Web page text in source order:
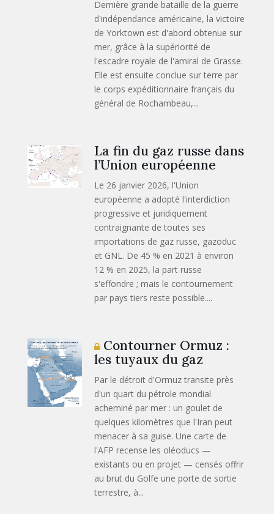
Dernière grande bataille de la guerre
d'indépendance américaine, la victoire
de Yorktown est d'abord obtenue sur
mer, grâce à la supériorité de
l'escadre royale de l'amiral de Grasse.
Elle est ensuite conclue sur terre par
le corps expéditionnaire français du
général de Rochambeau,...
La fin du gaz russe dans
l’Union européenne
Le 26 janvier 2026, l'Union
européenne a adopté l'interdiction
progressive et juridiquement
contraignante de toutes ses
importations de gaz russe, gazoduc
et GNL. De 45 % en 2021 à environ
12 % en 2025, la part russe
s'effondre ; mais le contournement
par pays tiers reste possible....
Contourner Ormuz :
les tuyaux du gaz
Par le détroit d'Ormuz transite près
d'un quart du pétrole mondial
acheminé par mer : un goulet de
quelques kilomètres que l'Iran peut
menacer à sa guise. Une carte de
l'AFP recense les oléoducs —
existants ou en projet — censés offrir
au brut du Golfe une porte de sortie
terrestre, à...